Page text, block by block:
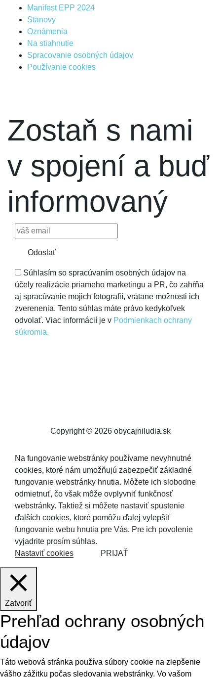
Manifest EPP 2024
Stanovy
Oznámenia
Na stiahnutie
Spracovanie osobných údajov
Používanie cookies
Zostaň s nami
v spojení a buď
informovaný
Odoslať
Súhlasím so spracúvaním osobných údajov na
účely realizácie priameho marketingu a PR, čo zahŕňa
aj spracúvanie mojich fotografií, vrátane možnosti ich
zverenenia. Tento súhlas máte právo kedykoľvek
odvolať. Viac informácií je v Podmienkach ochrany
súkromia.
Copyright © 2026 obycajniludia.sk
Na fungovanie webstránky používame nevyhnutné
cookies, ktoré nám umožňujú zabezpečiť základné
fungovanie webstránky hnutia. Môžete ich slobodne
odmietnuť, čo však môže ovplyvniť funkčnosť
webstránky. Taktiež si môžete nastaviť spustenie
ďalších cookies, ktoré pomôžu ďalej vylepšiť
fungovanie webu hnutia pre Vás. Pre ich povolenie
vyjadrite prosím súhlas.
Nastaviť cookies
PRIJAŤ
Zatvoriť
Prehľad ochrany osobných
údajov
Táto webová stránka používa súbory cookie na zlepšenie
vášho zážitku počas sledovania webstránky. Vo vašom